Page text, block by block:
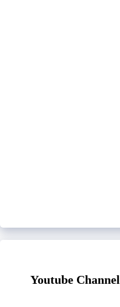
Youtube Channel